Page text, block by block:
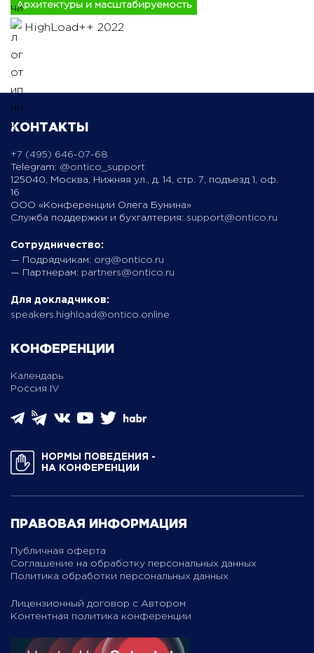
Архитектуры и масштабируемость
HighLoad++ 2022
КОНТАКТЫ
+7 (495) 646-07-68
Telegram: @ontico_support
125040, Москва, Нижняя ул., д. 14, стр. 7, подъезд 1, оф.
16
ООО «Конференции Олега Бунина»
Служба поддержки и бухгалтерия: support@ontico.ru
Сотрудничество:
— Подрядчикам: org@ontico.ru
— Партнерам: partners@ontico.ru
Для докладчиков:
speakers.highload@ontico.online
КОНФЕРЕНЦИИ
Календарь
Россия IV
НОРМЫ ПОВЕДЕНИЯ ­
НА КОНФЕРЕНЦИИ
ПРАВОВАЯ ИНФОРМАЦИЯ
Публичная оферта
Соглашение на обработку персональных данных
Политика обработки персональных данных
Лицензионный договор с Автором
Контентная политика конференции